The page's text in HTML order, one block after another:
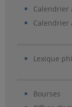
Calendrier
Calendrier
Lexique
Bourses